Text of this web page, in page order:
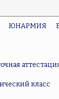
ЮНАРМИЯ
класс